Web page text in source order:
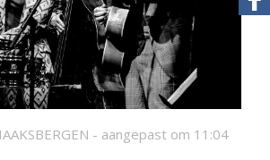
- aangepast om 11:04